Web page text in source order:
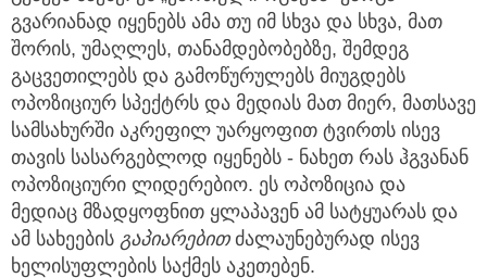
გვარიანად იყენებს ამა თუ იმ სხვა და სხვა, მათ
შორის, უმაღლეს, თანამდებობებზე, შემდეგ
გაცვეთილებს და გამოწურულებს მიუგდებს
ოპოზიციურ სპექტრს და მედიას მათ მიერ, მათსავე
სამსახურში აკრეფილ უარყოფით ტვირთს ისევ
თავის სასარგებლოდ იყენებს - ნახეთ რას ჰგვანან
ოპოზიციური ლიდერებიო. ეს ოპოზიცია და
მედიაც მზადყოფნით ყლაპავენ ამ სატყუარას და
ამ სახეების გაპიარებითძალაუნებურად ისევ
ხელისუფლების საქმეს აკეთებენ.